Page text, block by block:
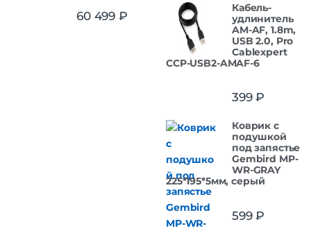
60 499 ₽
Кабель-
удлинитель
AM-AF, 1.8m,
USB 2.0, Pro
Cablexpert
CCP-USB2-AMAF-6
399₽
Коврик с
подушкой
под запястье
Gembird MP-
WR-GRAY
225*195*5мм, серый
599₽